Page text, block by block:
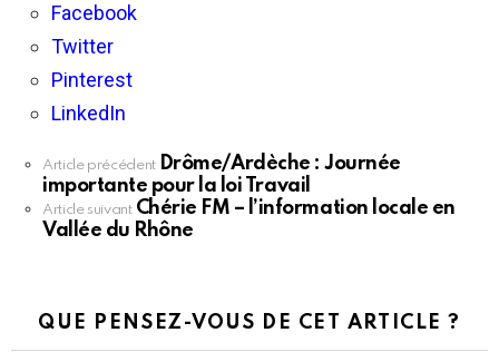
Facebook
Twitter
Pinterest
LinkedIn
En
plus
Article précédent Drôme/Ardèche : Journée
importante pour la loi Travail
Article suivant Chérie FM – l’information locale en
Vallée du Rhône
QUE PENSEZ-VOUS DE CET ARTICLE ?